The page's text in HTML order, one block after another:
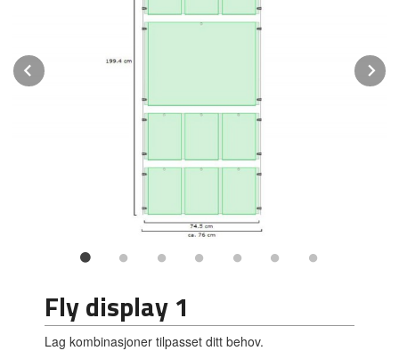
Prev
Fly display 1
Lag kombinasjoner tilpasset ditt behov.